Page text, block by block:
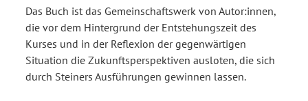
Das Buch ist das Gemeinschaftswerk von Autor:innen,
die vor dem Hintergrund der Entstehungszeit des
Kurses und in der Reflexion der gegenwärtigen
Situation die Zukunftsperspektiven ausloten, die sich
durch Steiners Ausführungen gewinnen lassen.